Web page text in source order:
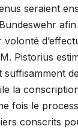
seraient
afin
volonté
Pistorius
suffisamment
la
fois le
conscrits